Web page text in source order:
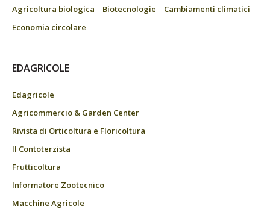
Agricoltura biologica
Biotecnologie
Cambiamenti climatici
Economia circolare
EDAGRICOLE
Edagricole
Agricommercio & Garden Center
Rivista di Orticoltura e Floricoltura
Il Contoterzista
Frutticoltura
Informatore Zootecnico
Macchine Agricole